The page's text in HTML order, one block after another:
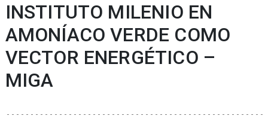
INSTITUTO MILENIO EN
AMONÍACO VERDE COMO
VECTOR ENERGÉTICO –
MIGA